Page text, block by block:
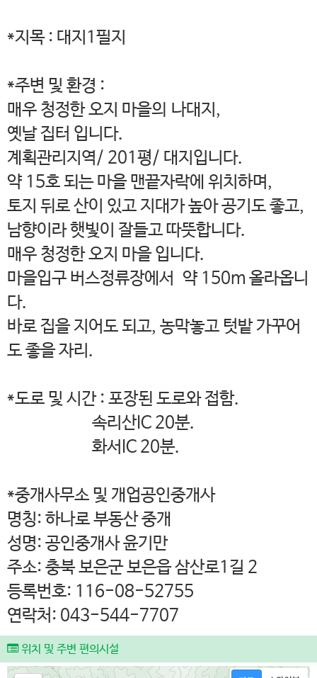
*지목 : 대지1필지
*주변 및 환경 :
매우 청정한 오지 마을의 나대지,
옛날 집터 입니다.
계획관리지역/ 201평/ 대지입니다.
약 15호 되는 마을 맨끝자락에 위치하며,
토지 뒤로 산이 있고 지대가 높아 공기도 좋고,
남향이라 햇빛이 잘들고 따뜻합니다.
매우 청정한 오지 마을 입니다.
마을입구 버스정류장에서 약 150m 올라옵니
다.
바로 집을 지어도 되고, 농막놓고 텃밭 가꾸어
도 좋을 자리.
*도로 및 시간 : 포장된 도로와 접함.
속리산IC 20분.
화서IC 20분.
*중개사무소 및 개업공인중개사
명칭: 하나로 부동산 중개
성명: 공인중개사 윤기만
주소: 충북 보은군 보은읍 삼산로1길 2
등록번호: 116-08-52755
연락처: 043-544-7707
위치 및 주변 편의시설